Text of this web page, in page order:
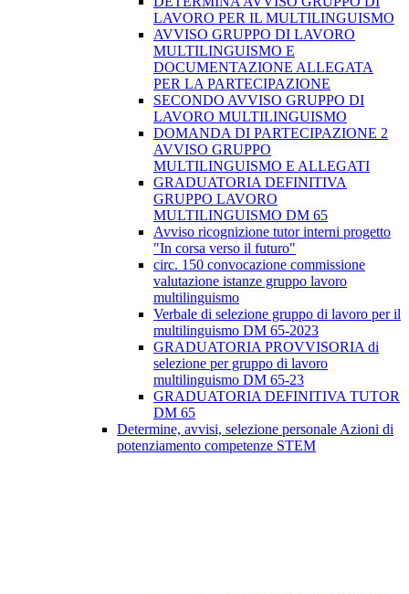
LAVORO PER IL MULTILINGUISMO
AVVISO GRUPPO DI LAVORO
MULTILINGUISMO E
DOCUMENTAZIONE ALLEGATA
PER LA PARTECIPAZIONE
SECONDO AVVISO GRUPPO DI
LAVORO MULTILINGUISMO
DOMANDA DI PARTECIPAZIONE 2
AVVISO GRUPPO
MULTILINGUISMO E ALLEGATI
GRADUATORIA DEFINITIVA
GRUPPO LAVORO
MULTILINGUISMO DM 65
Avviso ricognizione tutor interni progetto
"In corsa verso il futuro"
circ. 150 convocazione commissione
valutazione istanze gruppo lavoro
multilinguismo
Verbale di selezione gruppo di lavoro per il
multilinguismo DM 65-2023
GRADUATORIA PROVVISORIA di
selezione per gruppo di lavoro
multilinguismo DM 65-23
GRADUATORIA DEFINITIVA TUTOR
DM 65
Determine, avvisi, selezione personale Azioni di
potenziamento competenze STEM